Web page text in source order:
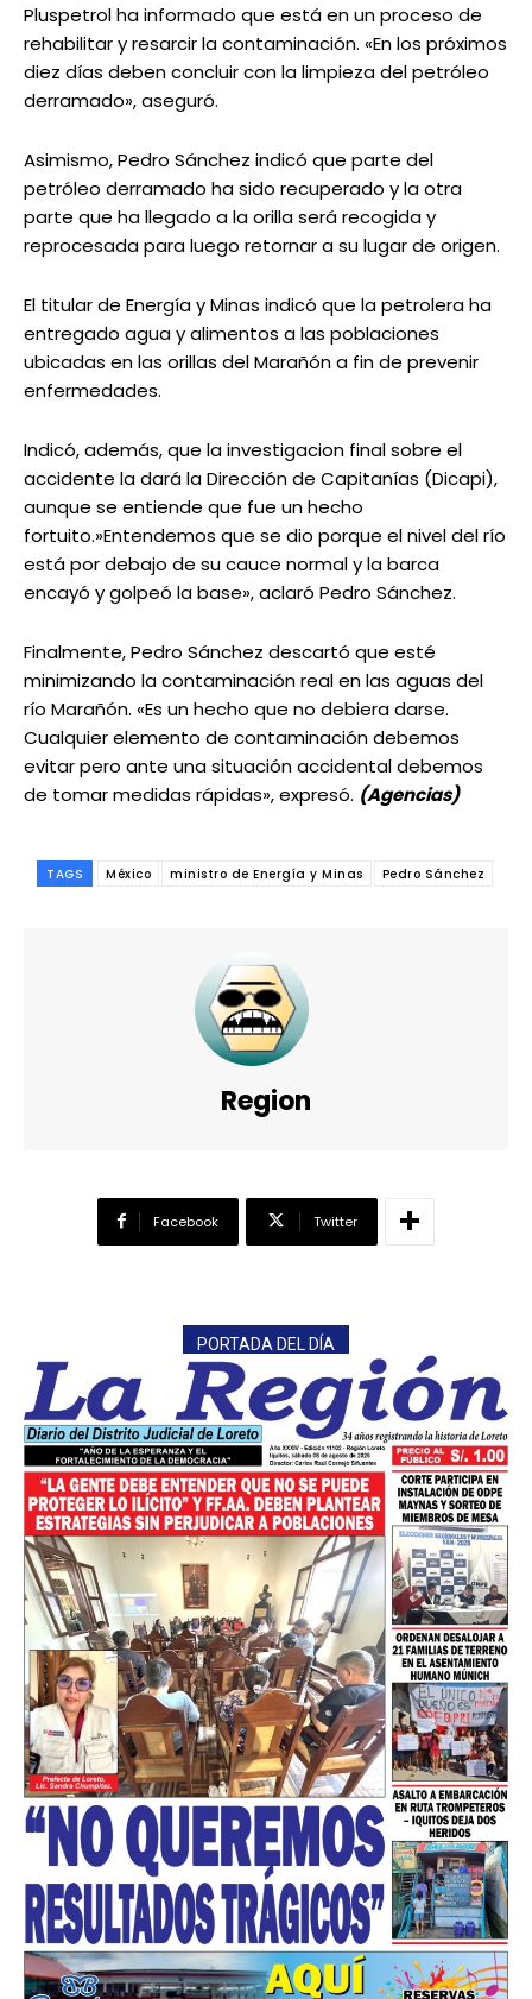
Pluspetrol ha informado que está en un proceso de
rehabilitar y resarcir la contaminación. «En los próximos
diez días deben concluir con la limpieza del petróleo
derramado», aseguró.
Asimismo, Pedro Sánchez indicó que parte del
petróleo derramado ha sido recuperado y la otra
parte que ha llegado a la orilla será recogida y
reprocesada para luego retornar a su lugar de origen.
El titular de Energía y Minas indicó que la petrolera ha
entregado agua y alimentos a las poblaciones
ubicadas en las orillas del Marañón a fin de prevenir
enfermedades.
Indicó, además, que la investigacion final sobre el
accidente la dará la Dirección de Capitanías (Dicapi),
aunque se entiende que fue un hecho
fortuito.»Entendemos que se dio porque el nivel del río
está por debajo de su cauce normal y la barca
encayó y golpeó la base», aclaró Pedro Sánchez.
Finalmente, Pedro Sánchez descartó que esté
minimizando la contaminación real en las aguas del
río Marañón. «Es un hecho que no debiera darse.
Cualquier elemento de contaminación debemos
evitar pero ante una situación accidental debemos
de tomar medidas rápidas», expresó. (Agencias)
TAGS México ministro de Energía y Minas Pedro Sánchez
Region
Facebook Twitter
PORTADA DEL DÍA